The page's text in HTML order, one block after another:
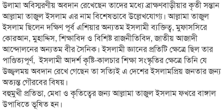
উলামা অবিস্মরণীয় অবদান রেখেছেন তাদের মধ্যে ব্রাক্ষণবাড়ীয়ার কৃতী সন্তান
আল্লামা তাজুল ইসলাম এর নাম বিশেষভাবে উল্লেখযোগ্য। আল্লামা তাজুল
ইসলাম ছিলেন দক্ষিণ পূর্ব এশিয়ার অন্যতম ইসলামী ব্যক্তিত্ব, মুফাসসিরে
কোরআন, মুহাদ্দিস, শিক্ষাবিদ ও বিশিষ্ট রাজনীতিবিদ, জাতীয় আজাদী
আন্দোলনের অন্যতম বীর সৈনিক। ইসলামী জ্ঞানের প্রতিটি ক্ষেত্রে ছিল তার
পাণ্ডিত্যপূর্ণ, ইসলামী আদর্শ কৃষ্টি-কালচার শিক্ষা সংস্কৃতির ক্ষেত্রে তিনি যে
উজ্জ্বলময় অবদান রেখে গেছেন তা সত্যিই এ দেশের ইসলামপ্রিয় জনতার জন্য
অত্যন্ত গৌরবের বিষয়।
বহুমুখী প্রতিভা, মেধা ও কৃতিত্বের জন্য আল্লামা তাজুল ইসলাম ফখরে বাঙ্গাল
উপাধিতে ভূষিত হন।